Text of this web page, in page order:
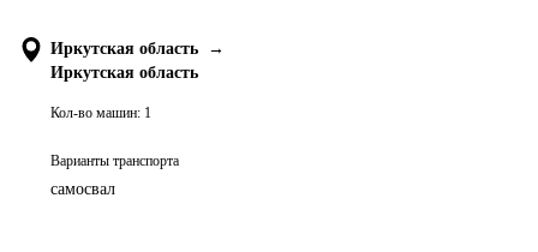
Иркутская область
→
Иркутская область
Кол-во машин: 1
Варианты транспорта
самосвал